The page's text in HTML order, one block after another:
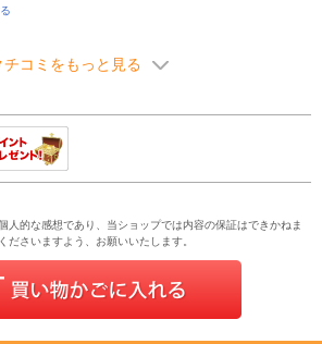
チコミをもっと見る
人的な感想であり、当ショップでは内容の保証はできかねま
ださいますよう、お願いいたします。